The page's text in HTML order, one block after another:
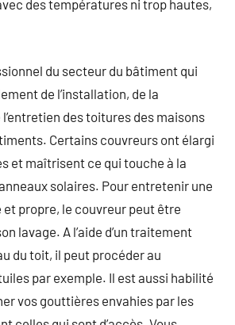
des températures ni trop hautes,
du secteur du bâtiment qui
de l’installation, de la
des toitures des maisons
Certains couvreurs ont élargi
et maîtrisent ce qui touche à la
solaires. Pour entretenir une
propre, le couvreur peut être
lavage. A l’aide d’un traitement
du toit, il peut procéder au
par exemple. Il est aussi habilité
vos gouttières envahies par les